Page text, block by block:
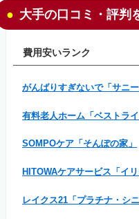
大手の口コミ・評判
費用安いランク
がんばりすぎないで「サニー
有料老人ホーム「ベストライ
SOMPOケア「そんぽの家」
HITOWAケアサービス「イリ
レイクス21「プラチナ・シ